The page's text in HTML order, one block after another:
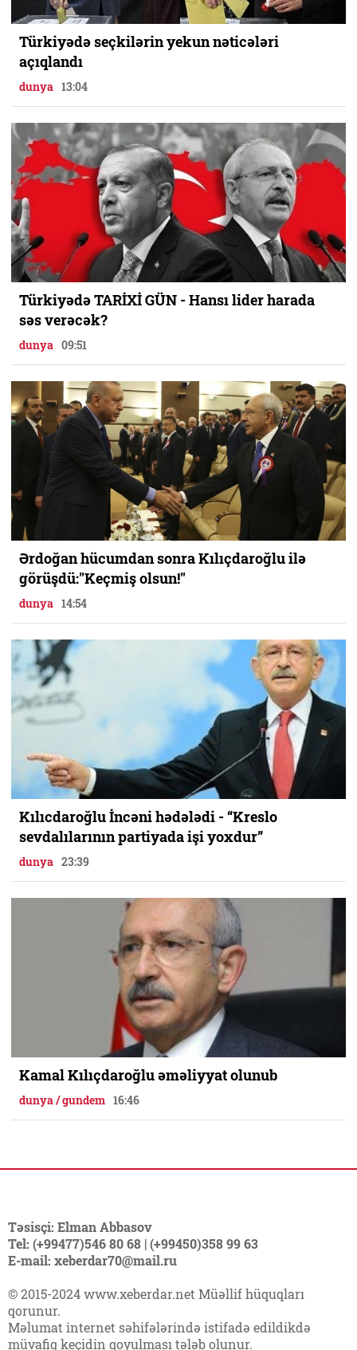
Türkiyədə seçkilərin yekun nəticələri
açıqlandı
dunya 13:04
Türkiyədə TARİXİ GÜN - Hansı lider harada
səs verəcək?
dunya 09:51
Ərdoğan hücumdan sonra Kılıçdaroğlu ilə
görüşdü:"Keçmiş olsun!"
dunya 14:54
Kılıcdaroğlu İncəni hədələdi - “Kreslo
sevdalılarının partiyada işi yoxdur”
dunya 23:39
Kamal Kılıçdaroğlu əməliyyat olunub
dunya / gundem 16:46
Təsisçi: Elman Abbasov
Tel: (+99477)546 80 68 | (+99450)358 99 63
E-mail: xeberdar70@mail.ru
© 2015-2024 www.xeberdar.net Müəllif hüquqları
qorunur.
Məlumat internet səhifələrində istifadə edildikdə
müvafiq keçidin qoyulması tələb olunur.